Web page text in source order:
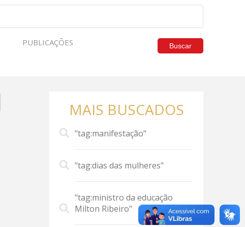
PUBLICAÇÕES Buscar
MAIS BUSCADOS
"tag:manifestação"
"tag:dias das mulheres"
"tag:ministro da educação
Milton Ribeiro"